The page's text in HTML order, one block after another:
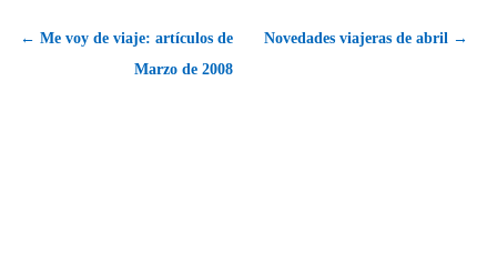
← Me voy de viaje: artículos de
Marzo de 2008
Novedades viajeras de abril →